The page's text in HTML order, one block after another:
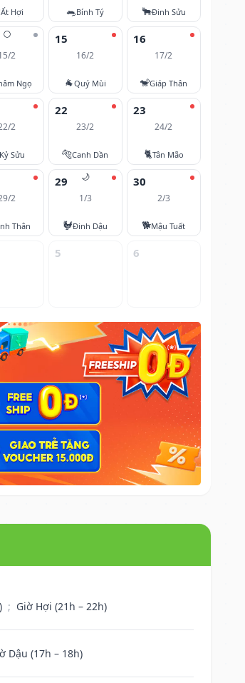
Ất Hợi 🐀Bính Tý 🐂Đinh Sửu
🌕
2
Ngọ
15
16/2
🐐Quý Mùi
16
17/2
🐒Giáp Thân
2
Sửu
22
23/2
🐅Canh Dần
23
24/2
🐈Tân Mão
2
Thân
🌙
29
1/3
🐓Đinh Dậu
30
2/3
🐕Mậu Tuất
5 6
; Giờ Hợi (21h – 22h)
Dậu (17h – 18h)